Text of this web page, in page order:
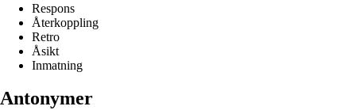
Respons
Återkoppling
Retro
Åsikt
Inmatning
Antonymer